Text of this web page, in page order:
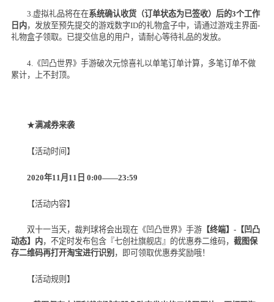
3.虚拟礼品将在在系统确认收货（订单状态为已签收）后的3个工作
日内 ，发放至预先提交的游戏数字ID的礼物盒子中，请通过游戏主界面-
礼物盒子领取。已提交信息的用户，请耐心等待礼品的发放。
4.《凹凸世界》手游破次元惊喜礼以单笔订单计算，多笔订单不做
累计，上不封顶。
★满减券来袭
【活动时间】
2020年11 月 11 日 0:00——23:59
【活动内容】
双十一当天，裁判球将会出现在《凹凸世界》手游 【终端】- 【凹凸
动态】内 ，不定时发布包含『七创社旗舰店』的优惠券二维码， 截图保
存二维码再打开淘宝进行识别 ，即可领取优惠券奖励哦！
【活动规则】